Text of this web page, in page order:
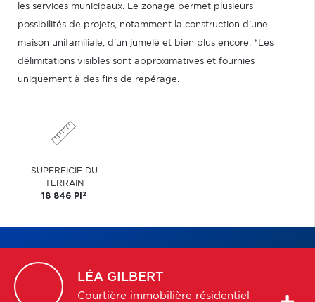
les services municipaux. Le zonage permet plusieurs
possibilités de projets, notamment la construction d'une
maison unifamiliale, d'un jumelé et bien plus encore. *Les
délimitations visibles sont approximatives et fournies
uniquement à des fins de repérage.
SUPERFICIE DU
TERRAIN
18 846 PI 2
LÉA GILBERT
Courtière immobilière résidentiel